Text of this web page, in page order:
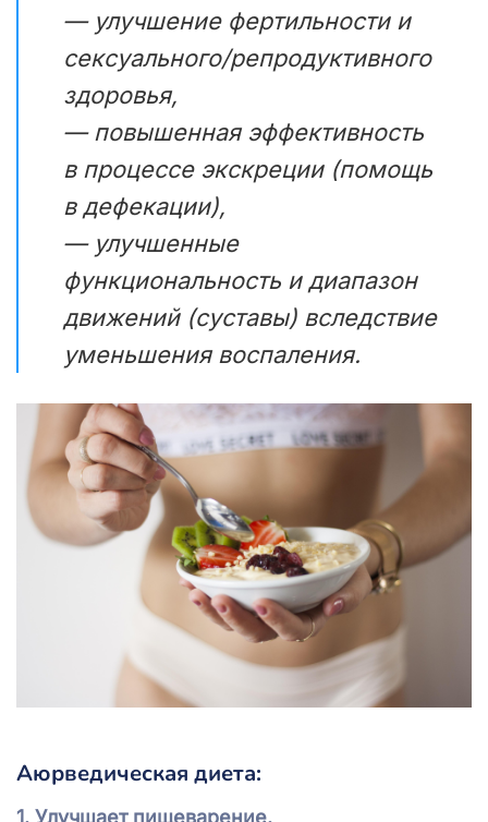
— улучшение фертильности и
сексуального/репродуктивного
здоровья,
— повышенная эффективность
в процессе экскреции (помощь
в дефекации),
— улучшенные
функциональность и диапазон
движений (суставы) вследствие
уменьшения воспаления.
Аюрведическая диета:
1. Улучшает пищеварение.